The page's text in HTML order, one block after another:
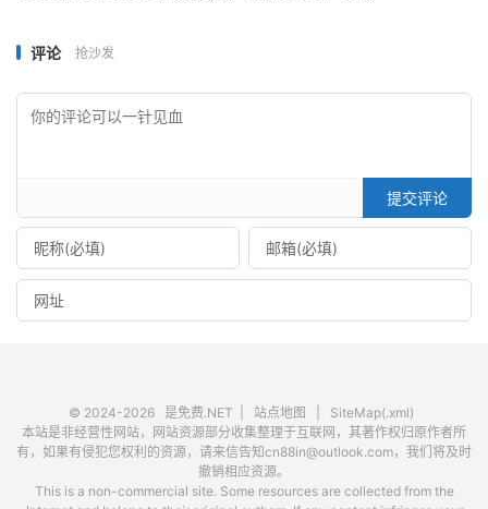
评论 抢沙发
提交评论
© 2024-2026 是免费.NET 站点地图
SiteMap(.xml)
本站是非经营性网站，网站资源部分收集整理于互联网，其著作权归原作者所
有，如果有侵犯您权利的资源，请来信告知cn88in@outlook.com，我们将及时
撤销相应资源。
This is a non-commercial site. Some resources are collected from the